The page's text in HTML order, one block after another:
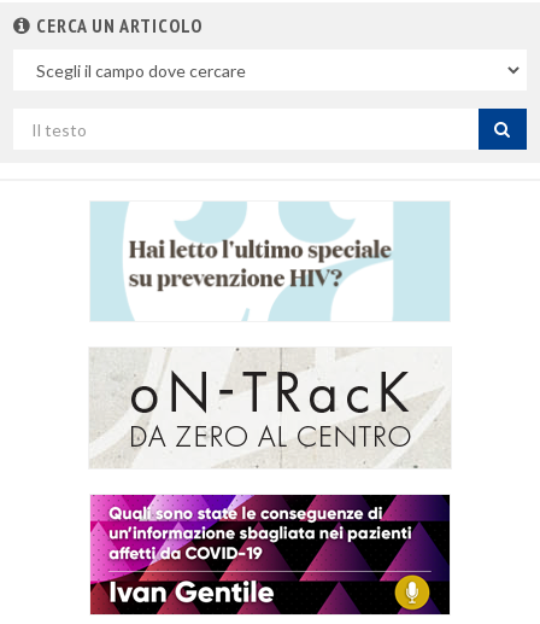
CERCA UN ARTICOLO
campo
per